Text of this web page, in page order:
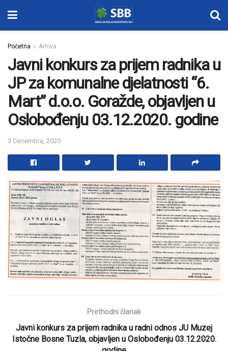
Početna Arhiva
Javni konkurs za prijem radnika u
JP za komunalne djelatnosti “6.
Mart” d.o.o. Goražde, objavljen u
Oslobođenju 03.12.2020. godine
3 Decembra, 2020
Prethodni članak
Javni konkurs za prijem radnika u radni odnos JU Muzej
Istočne Bosne Tuzla, objavljen u Oslobođenju 03.12.2020.